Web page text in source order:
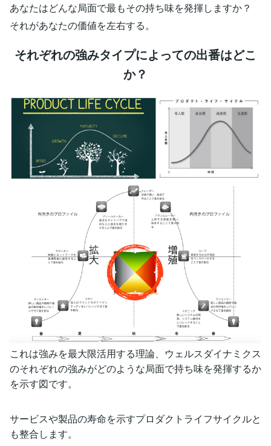
あなたはどんな局面で最もその持ち味を発揮しますか？
それがあなたの価値を左右する。
それぞれの強みタイプによっての出番はどこ
か？
これは強みを最大限活用する理論、ウェルスダイナミクス
のそれぞれの強みがどのような局面で持ち味を発揮するか
を示す図です。
サービスや製品の寿命を示すプロダクトライフサイクルと
も整合します。